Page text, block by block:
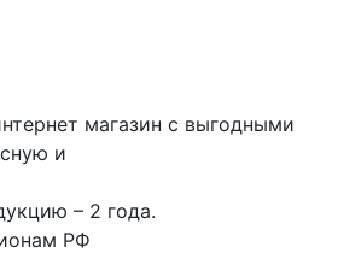
магазин с выгодными
и
– 2 года.
РФ